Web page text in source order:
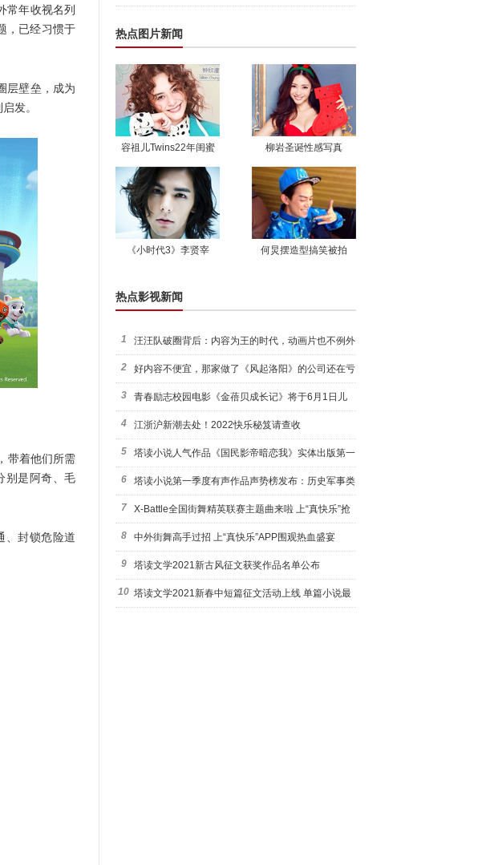
常年收视名列
，已经习惯于
层壁垒，成为
发。
带着他们所需
别是阿奇、毛
封锁危险道
热点图片新闻
容祖儿Twins22年闺蜜 柳岩圣诞性感写真
《小时代3》李贤宰 何炅摆造型搞笑被拍
热点影视新闻
1 汪汪队破圈背后：内容为王的时代，动画片也不例外
2 好内容不便宜，那家做了《风起洛阳》的公司还在亏
损
3 青春励志校园电影《金蓓贝成长记》将于6月1日儿
童节上映
4 江浙沪新潮去处！2022快乐秘笈请查收
5 塔读小说人气作品《国民影帝暗恋我》实体出版第一
册今日发
6 塔读小说第一季度有声作品声势榜发布：历史军事类
作品增长
7 X-Battle全国街舞精英联赛主题曲来啦 上“真快乐”抢
先围
8 中外街舞高手过招 上“真快乐”APP围观热血盛宴
9 塔读文学2021新古风征文获奖作品名单公布
10 塔读文学2021新春中短篇征文活动上线 单篇小说最